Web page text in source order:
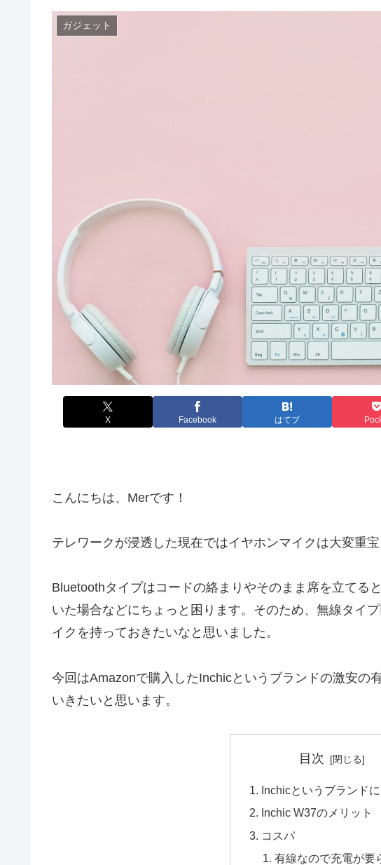
ガジェット
X Facebook はてブ
こんにちは、Merです！
テレワークが浸透した現在ではイヤホンマイクは大変重宝
Bluetoothタイプはコードの絡まりやそのまま席を立てる
いた場合などにちょっと困ります。そのため、無線タイ
イクを持っておきたいなと思いました。
今回はAmazonで購入したInchicというブランドの激安の
いきたいと思います。
目次
Inchicというブランド
Inchic W37のメリット
コスパ
有線なので充電が要